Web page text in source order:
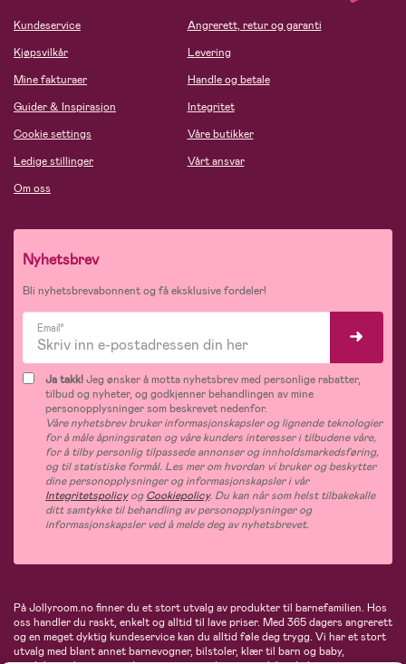
Kundeservice
Kjøpsvilkår
Mine fakturaer
Guider & Inspirasjon
Cookie settings
Ledige stillinger
Om oss
Angrerett, retur og garanti
Levering
Handle og betale
Integritet
Våre butikker
Vårt ansvar
Nyhetsbrev
Bli nyhetsbrevabonnent og få eksklusive fordeler!
Email*
Ja takk!Jeg ønsker å motta nyhetsbrev med personlige rabatter,
tilbud og nyheter, og godkjenner behandlingen av mine
personopplysninger som beskrevet nedenfor.
Våre nyhetsbrev bruker informasjonskapsler og lignende teknologier
for å måle åpningsraten og våre kunders interesser i tilbudene våre,
for å tilby personlig tilpassede annonser og innholdsmarkedsføring,
og til statistiske formål. Les mer om hvordan vi bruker og beskytter
dine personopplysninger og informasjonskapsler i vår
IntegritetspolicyogCookiepolicy. Du kan når som helst tilbakekalle
ditt samtykke til behandling av personopplysninger og
informasjonskapsler ved å melde deg av nyhetsbrevet.
På Jollyroom.no finner du et stort utvalg av produkter til barnefamilien. Hos
oss handler du raskt, enkelt og alltid til lave priser. Med 365 dagers angrerett
og en meget dyktig kundeservice kan du alltid føle deg trygg. Vi har et stort
utvalg med blant annet barnevogner, bilstoler, klær til barn og baby,